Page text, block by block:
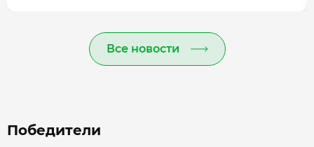
Все новости
Победители